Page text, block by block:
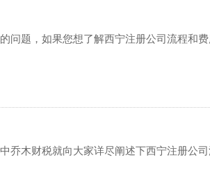
问题，如果您想了解西宁注册公司流程和
乔木财税就向大家详尽阐述下西宁注册公